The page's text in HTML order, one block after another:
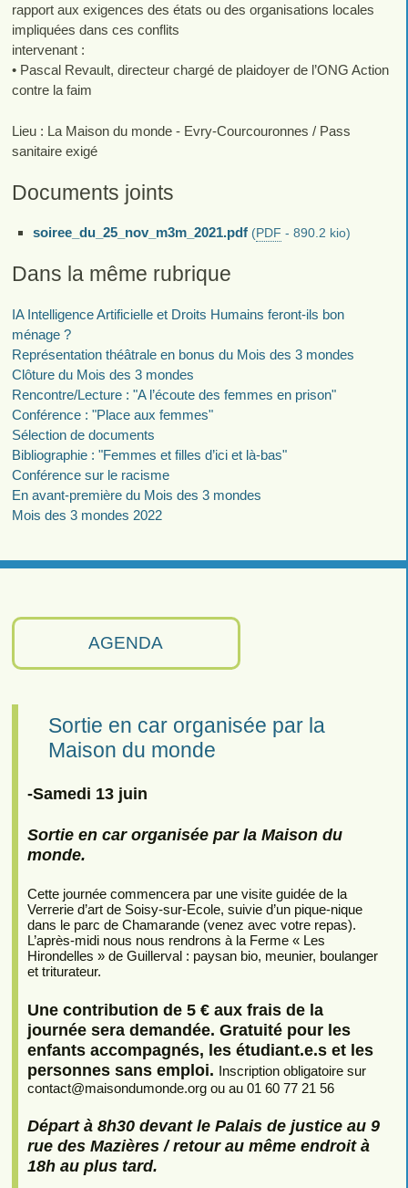
AGENDA
Sortie en car organisée par la
Maison du monde
-Samedi 13 juin
Sortie en car organisée par la Maison du
monde.
Cette journée commencera par une visite guidée de la
Verrerie d’art de Soisy-sur-Ecole, suivie d’un pique-nique
dans le parc de Chamarande (venez avec votre repas).
L’après-midi nous nous rendrons à la Ferme « Les
Hirondelles » de Guillerval : paysan bio, meunier, boulanger
et triturateur.
Une contribution de 5 € aux frais de la
journée sera demandée. Gratuité pour les
enfants accompagnés, les étudiant.e.s et les
personnes sans emploi. Inscription obligatoire sur
contact@maisondumonde.org ou au 01 60 77 21 56
Départ à 8h30 devant le Palais de justice au 9
rue des Mazières / retour au même endroit à
18h au plus tard.
rapport aux exigences des états ou des organisations locales
impliquées dans ces conflits
intervenant :
• Pascal Revault, directeur chargé de plaidoyer de l’ONG Action
contre la faim
Lieu : La Maison du monde - Evry-Courcouronnes / Pass
sanitaire exigé
Documents joints
soiree_du_25_nov_m3m_2021.pdf (PDF - 890.2 kio)
Dans la même rubrique
IA Intelligence Artificielle et Droits Humains feront-ils bon
ménage ?
Représentation théâtrale en bonus du Mois des 3 mondes
Clôture du Mois des 3 mondes
Rencontre/Lecture : "A l’écoute des femmes en prison"
Conférence : "Place aux femmes"
Sélection de documents
Bibliographie : "Femmes et filles d’ici et là-bas"
Conférence sur le racisme
En avant-première du Mois des 3 mondes
Mois des 3 mondes 2022